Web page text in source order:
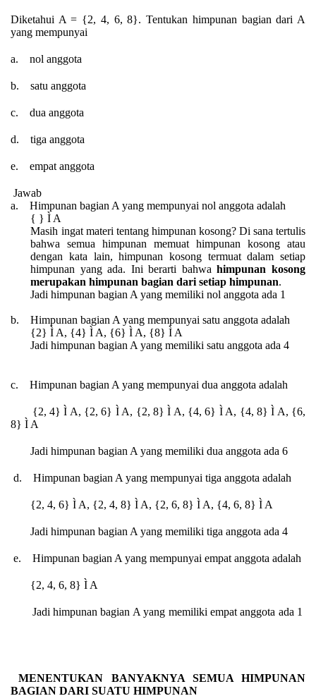
Diketahui A = {2, 4, 6, 8}. Tentukan himpunan bagian dari A
yang mempunyai
a. nol anggota
b. satu anggota
c. dua anggota
d. tiga anggota
e. empat anggota
Jawab
a. Himpunan bagian A yang mempunyai nol anggota adalah
{ } ÌA
Masih ingat materi tentang himpunan kosong? Di sana tertulis
bahwa semua himpunan memuat himpunan kosong atau
dengan kata lain, himpunan kosong termuat dalam setiap
himpunan yang ada. Ini berarti bahwahimpunan kosong
merupakan himpunan bagian dari setiap himpunan.
Jadi himpunan bagian A yang memiliki nol anggota ada 1
b.
Himpunan bagian A yang mempunyai satu anggota adalah
{2} ÌA, {4} ÌA, {6} ÌA, {8} ÌA
Jadi himpunan bagian A yang memiliki satu anggota ada 4
c. Himpunan bagian A yang mempunyai dua anggota adalah
{2, 4}Ì A, {2, 6} ÌA, {2, 8}Ì A, {4, 6} ÌA, {4, 8}Ì A, {6,
8} ÌA
Jadi himpunan bagian A yang memiliki dua anggota ada 6
d. Himpunan bagian A yang mempunyai tiga anggota adalah
{2, 4, 6} ÌA, {2, 4, 8} ÌA, {2, 6, 8} ÌA, {4, 6, 8} ÌA
Jadi himpunan bagian A yang memiliki tiga anggota ada 4
e. Himpunan bagian A yang mempunyai empat anggota adalah
{2, 4, 6, 8} ÌA
Jadi himpunan bagian A yang memiliki empat anggota ada 1
MENENTUKAN BANYAKNYA SEMUA HIMPUNAN
BAGIAN DARI SUATU HIMPUNAN